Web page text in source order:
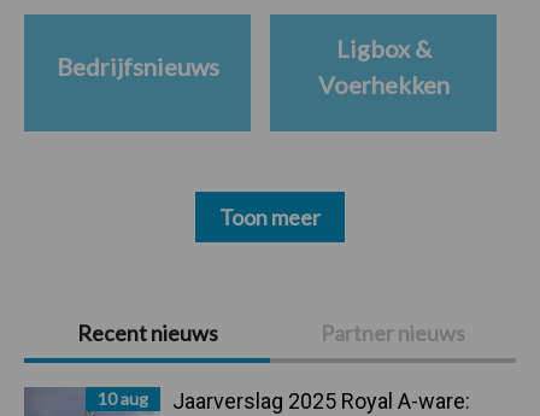
Primaire
Sidebar
Recent nieuws Partner nieuws
10 aug
Jaarverslag 2025 Royal A-ware:
Bedrijfsnieuws
Ligbox &
Voerhekken
Toon meer